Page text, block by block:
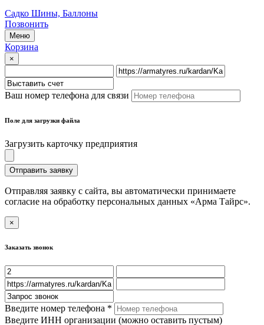
Садко Шины, Баллоны
Позвонить
Меню
Корзина
×
Ваш номер телефона для связи
Поле для загрузки файла
Загрузить карточку предприятия
Отправить заявку
Отправляя заявку с сайта, вы автоматически принимаете
согласие на обработку персональных данных «Арма Тайрс».
×
Заказать звонок
Введите номер телефона *
Введите ИНН организации (можно оставить пустым)